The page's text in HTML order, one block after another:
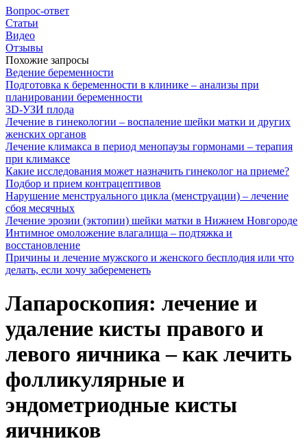
Вопрос-ответ
Статьи
Видео
Отзывы
Похожие запросы
Ведение беременности
Подготовка к беременности в клинике – анализы при
планировании беременности
3D-УЗИ плода
Лечение в гинекологии – воспаление шейки матки и других
женских органов
Лечение климакса в период менопаузы гормонами – терапия
при климаксе
Какие исследования может назначить гинеколог на приеме?
Подбор и прием контрацептивов
Нарушение менструального цикла (менструации) – лечение
сбоя месячных
Лечение эрозии (эктопии) шейки матки в Нижнем Новгороде
Интимное омоложение влагалища – подтяжка и
восстановление
Причины и лечение мужского и женского бесплодия или что
делать, если хочу забеременеть
Лапароскопия: лечение и
удаление кисты правого и
левого яичника – как лечить
фолликулярные и
эндометриодные кисты
яичников